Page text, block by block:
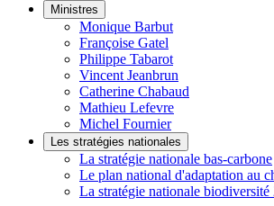
Ministres
Monique Barbut
Françoise Gatel
Philippe Tabarot
Vincent Jeanbrun
Catherine Chabaud
Mathieu Lefevre
Michel Fournier
Les stratégies nationales
La stratégie nationale bas-carbone
Le plan national d'adaptation au
La stratégie nationale biodiversité